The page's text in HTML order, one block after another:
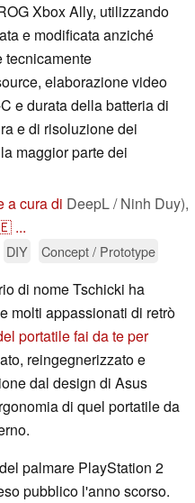
Xbox Ally, utilizzando
e modificata anziché
tecnicamente
elaborazione video
e durata della batteria di
e di risoluzione dei
maggior parte dei
a cura di DeepL / Ninh Duy),
...
DIY Concept / Prototype
di nome Tschicki ha
molti appassionati di retrò
portatile fai da te per
reingegnerizzato e
dal design di Asus
di quel portatile da
palmare PlayStation 2
pubblico l'anno scorso.